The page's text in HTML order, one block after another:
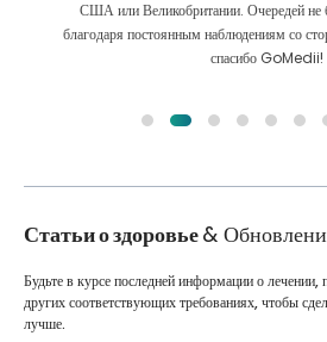
Мы сделали правильный выбор, выбрав
лечения сохраняют с нами
Статьи о здоровье&
Будьте в курсе последней информации о лечении,
других соответствующих требованиях, чтобы
лучше.